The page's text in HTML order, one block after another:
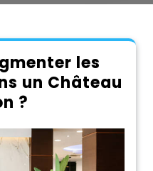
les
un Château
?